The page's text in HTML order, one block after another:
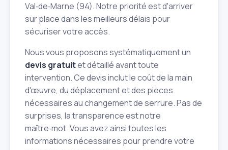
Val‑de‑Marne (94). Notre priorité est d'arriver
sur place dans les meilleurs délais pour
sécuriser votre accès.
Nous vous proposons systématiquement un
devis gratuitet détaillé avant toute
intervention. Ce devis inclut le coût de la main
d'œuvre, du déplacement et des pièces
nécessaires au changement de serrure. Pas de
surprises, la transparence est notre
maître‑mot. Vous avez ainsi toutes les
informations nécessaires pour prendre votre